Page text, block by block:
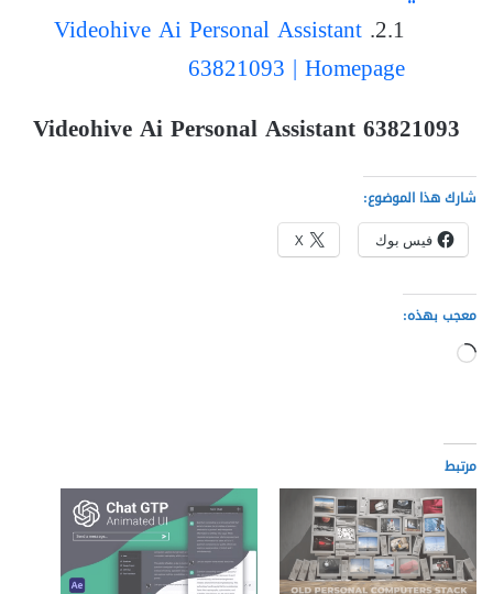
Videohive Ai Personal Assistant
63821093 | Homepage
Videohive Ai Personal Assistant 63821093
شارك هذا الموضوع:
فيس بوك X
معجب بهذه:
جاري
مرتبط